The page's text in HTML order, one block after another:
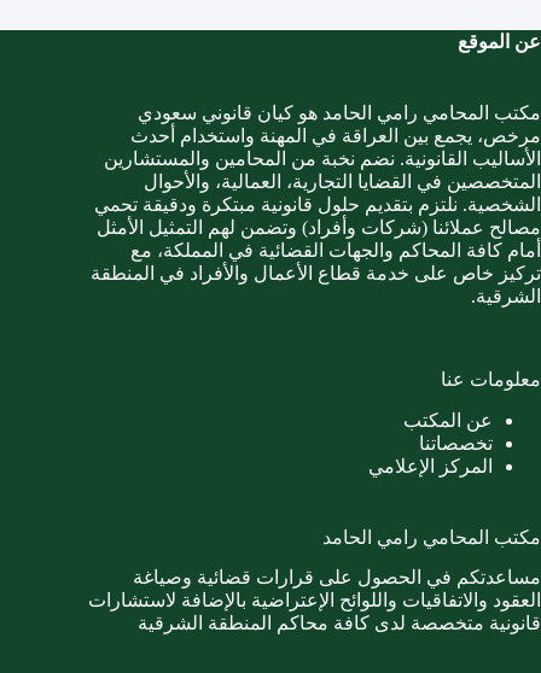
عن الموقع
مكتب المحامي رامي الحامد هو كيان قانوني سعودي
مرخص، يجمع بين العراقة في المهنة واستخدام أحدث
الأساليب القانونية. نضم نخبة من المحامين والمستشارين
المتخصصين في القضايا التجارية، العمالية، والأحوال
الشخصية. نلتزم بتقديم حلول قانونية مبتكرة ودقيقة تحمي
مصالح عملائنا (شركات وأفراد) وتضمن لهم التمثيل الأمثل
أمام كافة المحاكم والجهات القضائية في المملكة، مع
تركيز خاص على خدمة قطاع الأعمال والأفراد في المنطقة
الشرقية.
معلومات عنا
عن المكتب
تخصصاتنا
المركز الإعلامي
مكتب المحامي رامي الحامد
مساعدتكم في الحصول على قرارات قضائية وصياغة
العقود والاتفاقيات واللوائح الإعتراضية بالإضافة لاستشارات
قانونية متخصصة لدى كافة محاكم المنطقة الشرقية